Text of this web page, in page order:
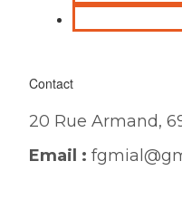
Contact
20 Rue Armand,
Email :